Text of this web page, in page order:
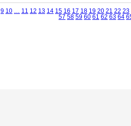
9 10 … 11 12 13 14 15 16 17 18 19 20 21 22 23
57 58 59 60 61 62 63 64